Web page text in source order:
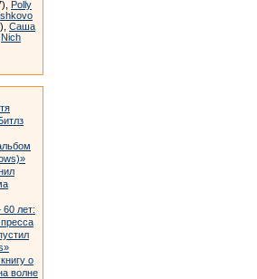
Polly
Саша
Nich
лет:
о
волне